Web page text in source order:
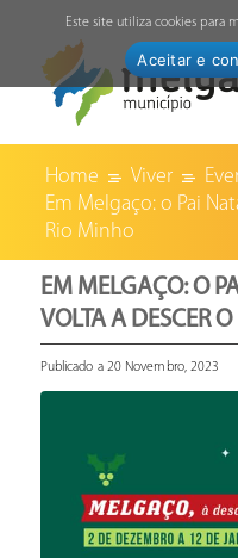
Home Viver
Em Melgaço: o Pai
Rio Minho
EM MELGAÇO: O
VOLTA A DESCER
Publicado a 20 Novembro, 2023
Este site utiliza cookies para
Aceitar e